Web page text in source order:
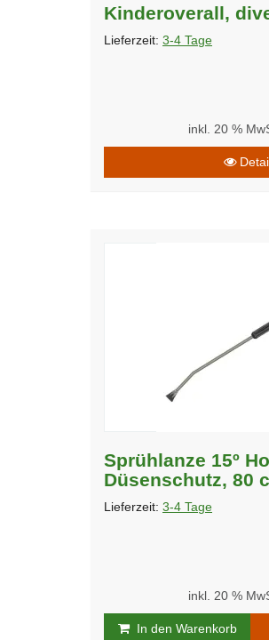
Kinderoverall,
Lieferzeit: 3-4 Tage
inkl. 20 %
Sprühlanze 15º
Düsenschutz, 80
Lieferzeit: 3-4 Tage
inkl. 20 %
In den Warenkorb